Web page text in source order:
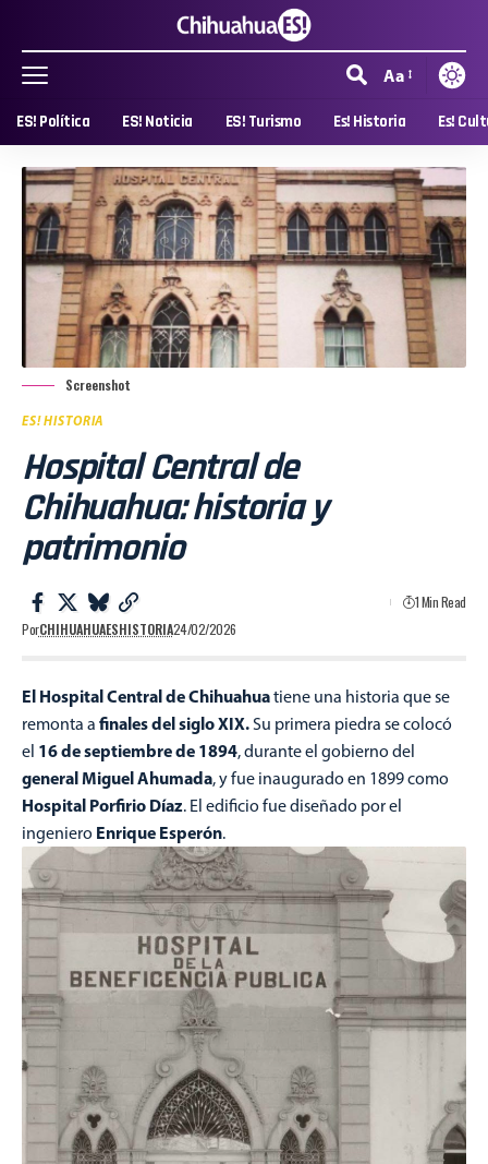
Aa
ES! Política ES! Noticia ES! Turismo Es! Historia Es!
Screenshot
ES! HISTORIA
Hospital Central de
Chihuahua: historia y
patrimonio
PorCHIHUAHUAESHISTORIA24/02/2026
1 Min Read
El Hospital Central de Chihuahuatiene una historia que se
remonta a finales del siglo XIX. Su primera piedra se colocó
el 16 de septiembre de 1894, durante el gobierno del
general Miguel Ahumada, y fue inaugurado en 1899 como
Hospital Porfirio Díaz. El edificio fue diseñado por el
ingeniero Enrique Esperón.